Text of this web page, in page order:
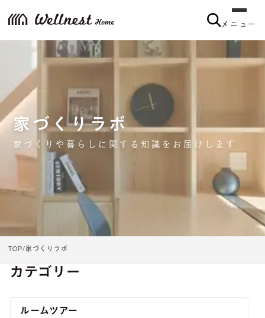
メニュー
家づくりラボ
家づくりや暮らしに関する知識をお届けします
TOP 家づくりラボ
カテゴリー
ルームツアー